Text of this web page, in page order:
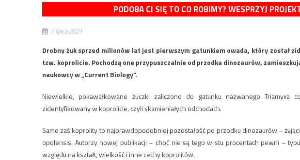
PODOBA CI SIĘ TO CO ROBIMY? WESPRZYJ
1 lipca 2021
Drobny żuk sprzed milionów lat jest pierwszym gatunkiem owada, który został
tzw. koprolicie. Pochodzą one przypuszczalnie od przodka dinozaurów,
naukowcy w „Current Biology”.
Niewielkie, pokawałkowane żuczki zaliczono do gatunku nazwanego Triamyxa
zidentyfikowany w koprolicie, czyli skamieniałych odchodach.
Same zaś koprolity to najprawdopodobniej pozostałość po przodku dinozaurów –
opolensis. Autorzy nowej publikacji – choć nie są tego w stu procentach pewni –
względu na kształt, wielkość i inne cechy koprolitów.